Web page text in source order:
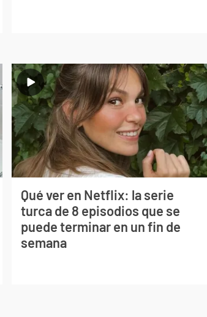
Qué ver en Netflix: la serie
turca de 8 episodios que se
puede terminar en un fin de
semana